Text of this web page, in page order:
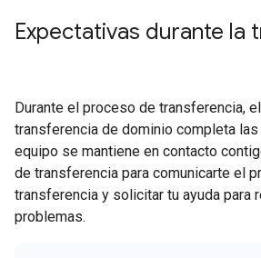
Expectativas durante la
Durante el proceso de transferencia,
transferencia de dominio completa
equipo se mantiene en contacto
de transferencia para comunicarte el
transferencia y solicitar tu ayuda para
problemas.